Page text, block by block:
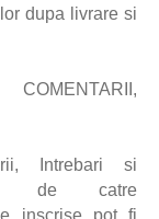
dupa livrare si
Intrebari si
de catre
inscrise pot fi